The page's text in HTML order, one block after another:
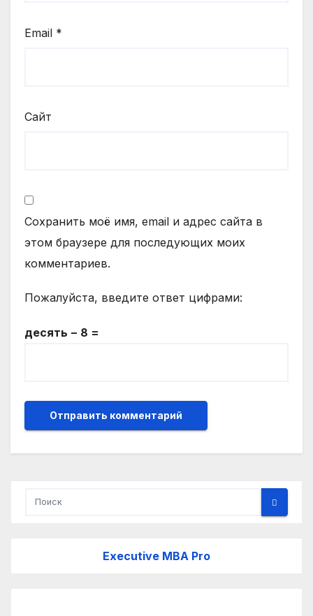
Email *
Сайт
Сохранить моё имя, email и адрес сайта в
этом браузере для последующих моих
комментариев.
Пожалуйста, введите ответ цифрами:
десять − 8 =
Executive MBA Pro